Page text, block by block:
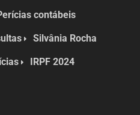
contábeis
Silvânia Rocha
IRPF 2024